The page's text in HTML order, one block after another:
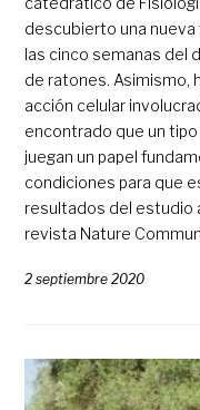
descubierto una
las cinco semanas del
de ratones. Asimismo,
acción celular
encontrado que un
juegan un papel
condiciones para que
resultados del estudio
revista Nature
2 septiembre 2020